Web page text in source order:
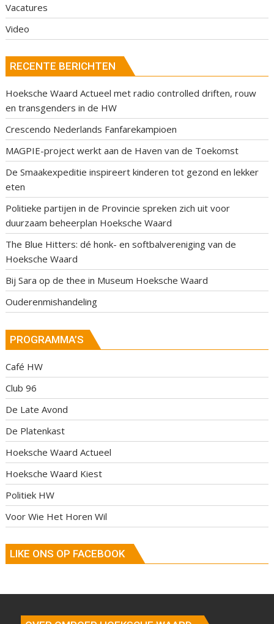
Vacatures
Video
RECENTE BERICHTEN
Hoeksche Waard Actueel met radio controlled driften, rouw
en transgenders in de HW
Crescendo Nederlands Fanfarekampioen
MAGPIE-project werkt aan de Haven van de Toekomst
De Smaakexpeditie inspireert kinderen tot gezond en lekker
eten
Politieke partijen in de Provincie spreken zich uit voor
duurzaam beheerplan Hoeksche Waard
The Blue Hitters: dé honk- en softbalvereniging van de
Hoeksche Waard
Bij Sara op de thee in Museum Hoeksche Waard
Ouderenmishandeling
PROGRAMMA’S
Café HW
Club 96
De Late Avond
De Platenkast
Hoeksche Waard Actueel
Hoeksche Waard Kiest
Politiek HW
Voor Wie Het Horen Wil
LIKE ONS OP FACEBOOK